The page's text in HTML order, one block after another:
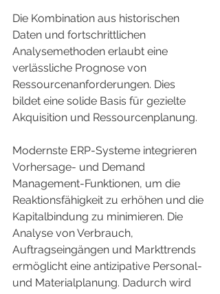
Die Kombination aus historischen
Daten und fortschrittlichen
Analysemethoden erlaubt eine
verlässliche Prognose von
Ressourcenanforderungen. Dies
bildet eine solide Basis für gezielte
Akquisition und Ressourcenplanung.
Modernste ERP-Systeme integrieren
Vorhersage- und Demand
Management-Funktionen, um die
Reaktionsfähigkeit zu erhöhen und die
Kapitalbindung zu minimieren. Die
Analyse von Verbrauch,
Auftragseingängen und Markttrends
ermöglicht eine antizipative Personal-
und Materialplanung. Dadurch wird